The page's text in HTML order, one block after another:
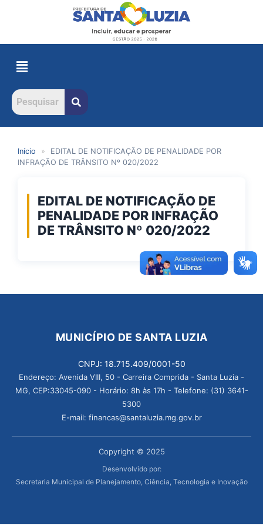
Início »
EDITAL DE NOTIFICAÇÃO DE PENALIDADE POR
INFRAÇÃO DE TRÂNSITO Nº 020/2022
EDITAL DE NOTIFICAÇÃO DE
PENALIDADE POR INFRAÇÃO
DE TRÂNSITO Nº 020/2022
MUNICÍPIO DE SANTA LUZIA
CNPJ: 18.715.409/0001-50
Endereço: Avenida VIII, 50 - Carreira Comprida - Santa Luzia -
MG, CEP:33045-090 - Horário: 8h às 17h - Telefone: (31) 3641-
5300
E-mail: financas@santaluzia.mg.gov.br
Copyright © 2025
Desenvolvido por:
Secretaria Municipal de Planejamento, Ciência, Tecnologia e Inovação